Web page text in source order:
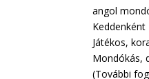
angol
Keddenként
Játékos,
Mondókás,
(További